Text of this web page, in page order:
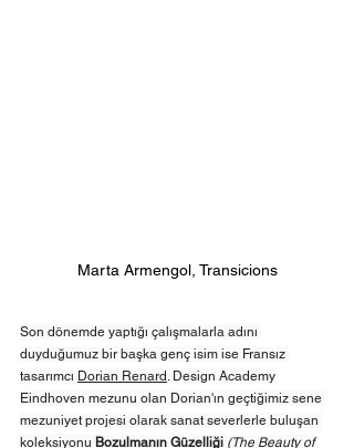
Marta Armengol, Transicions
Son dönemde yaptığı çalışmalarla adını
duyduğumuz bir başka genç isim ise Fransız
tasarımcı Dorian Renard . Design Academy
Eindhoven mezunu olan Dorian'ın geçtiğimiz sene
mezuniyet projesi olarak sanat severlerle buluşan
koleksiyonu Bozulmanın Güzelliği (The Beauty of